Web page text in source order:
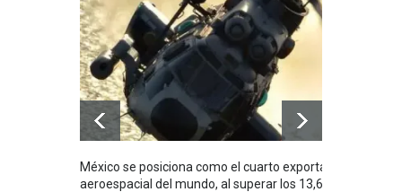
México se posiciona como el cuarto exportador
aeroespacial del mundo, al superar los 13,600